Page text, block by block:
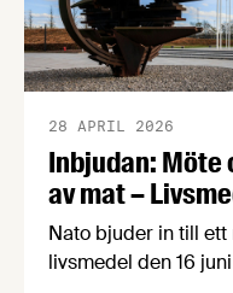
Inbjudan: Möte
av mat –
28 APRIL 2026
Nato bjuder in till
livsmedel den 16